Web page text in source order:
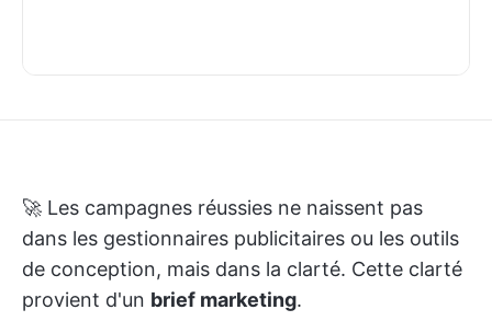
🚀 Les campagnes réussies ne naissent pas
dans les gestionnaires publicitaires ou les outils
de conception, mais dans la clarté. Cette clarté
provient d'un brief marketing.